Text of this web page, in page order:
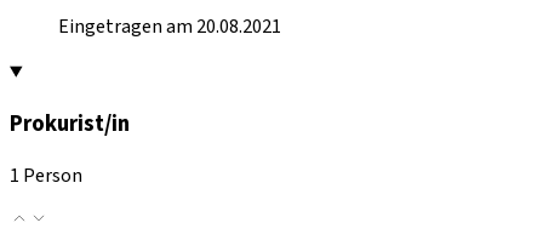
Eingetragen am 20.08.2021
Prokurist/in
1 Person